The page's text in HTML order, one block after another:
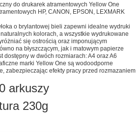
do drukarek atramentowych Yellow One
HP, CANON, EPSON, LEXMARK
o brylantowej bieli zapewni idealne wydruki
kolorach, a wszystkie wydrukowane
się ostrością oraz imponującym
na błyszczącym, jak i matowym papierze
dostępny w dwóch rozmiarach: A4 oraz A6
marki Yellow One są wodoodporne
zabezpieczając efekty pracy przed rozmazaniem
arkuszy
230g